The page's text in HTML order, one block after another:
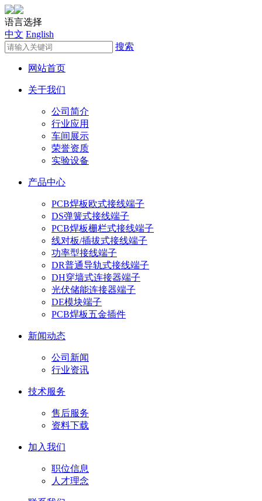
语言选择
中文 English
搜索
网站首页
关于我们
公司简介
行业应用
车间展示
荣誉资质
实验设备
产品中心
PCB焊板欧式接线端子
DS弹簧式接线端子
PCB焊板栅栏式接线端子
线对板/插拔式接线端子
功率型接线端子
DR普通导轨式接线端子
DH穿墙式连接器端子
光伏储能连接器端子
DE模块端子
PCB焊板五金插件
新闻动态
公司新闻
行业资讯
技术服务
售后服务
资料下载
加入我们
职位信息
人才理念